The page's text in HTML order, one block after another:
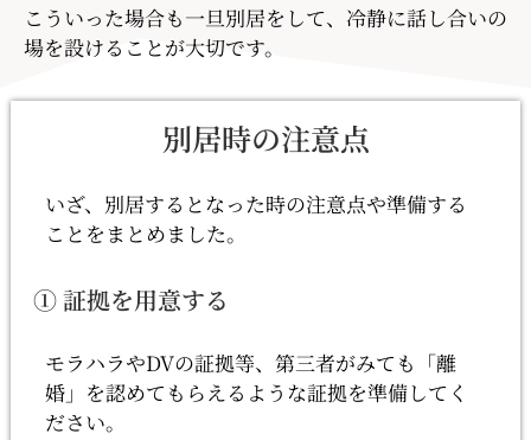
こういった場合も一旦別居をして、冷静に話し合いの
場を設けることが大切です。
別居時の注意点
いざ、別居するとなった時の注意点や準備する
ことをまとめました。
① 証拠を用意する
モラハラやDVの証拠等、第三者がみても「離
婚」を認めてもらえるような証拠を準備してく
ださい。